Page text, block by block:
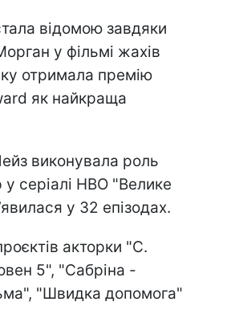
відомою завдяки
у фільмі жахів
отримала премію
як найкраща
виконувала роль
серіалі HBO "Велике
у 32 епізодах.
акторки "С.
5", "Сабріна -
"Швидка допомога"